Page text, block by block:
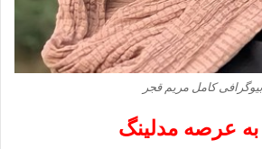
بیوگرافی کامل مریم قجر
عرصه مدلینگ